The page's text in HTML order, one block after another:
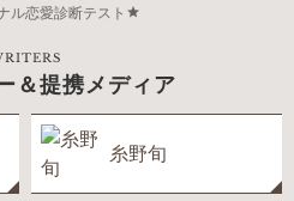
ル恋愛診断テスト
＆提携メディア
糸野旬